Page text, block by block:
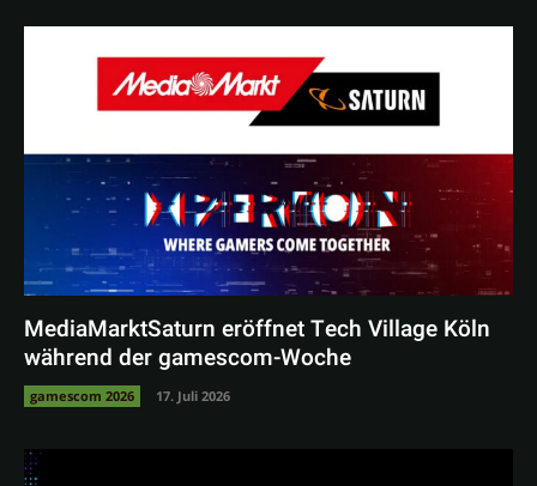
MediaMarktSaturn eröffnet Tech Village Köln
während der gamescom-Woche
gamescom 2026 17. Juli 2026